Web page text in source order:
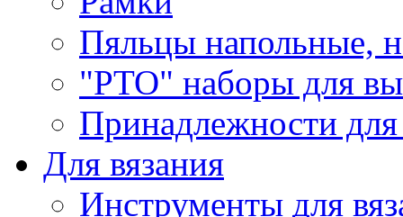
Пяльцы напольные,
"РТО" наборы для
Принадлежности
Для вязания
Инструменты для